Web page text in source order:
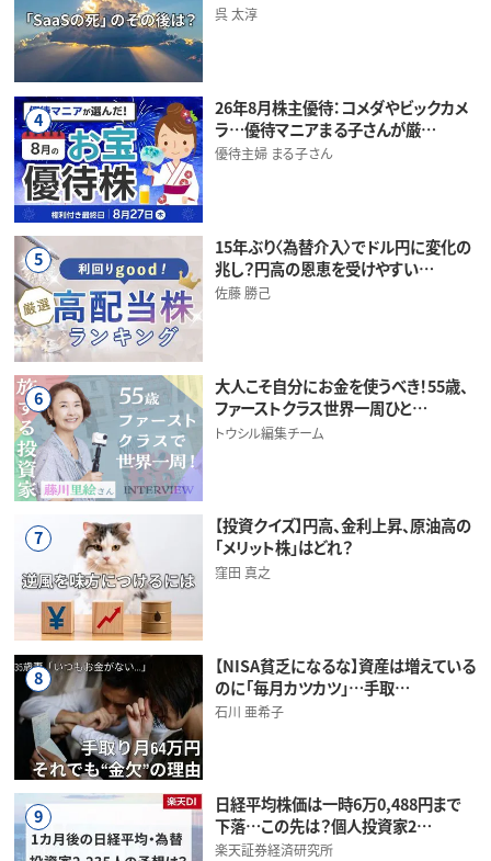
呉 太淳
4
26年8月株主優待：コメダやビックカメ
ラ…優待マニアまる子さんが厳…
優待主婦 まる子さん
5
15年ぶり〈為替介入〉でドル円に変化の
兆し？円高の恩恵を受けやすい…
佐藤 勝己
6
大人こそ自分にお金を使うべき！55歳、
ファーストクラス世界一周ひと…
トウシル編集チーム
7
【投資クイズ】円高、金利上昇、原油高の
「メリット株」はどれ？
窪田 真之
8
【NISA貧乏になるな】資産は増えている
のに「毎月カツカツ」…手取…
石川 亜希子
9
日経平均株価は一時6万0,488円まで
下落…この先は？個人投資家2…
楽天証券経済研究所